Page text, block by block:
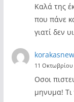
Καλά της
που πάνε
γιατί δεν
11 Οκτωβρίου
Οσοι
μηνυμα!